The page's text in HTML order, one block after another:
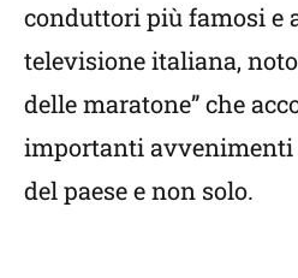
conduttori più famosi e
televisione italiana, noto
delle maratone” che
importanti avvenimenti
del paese e non solo.